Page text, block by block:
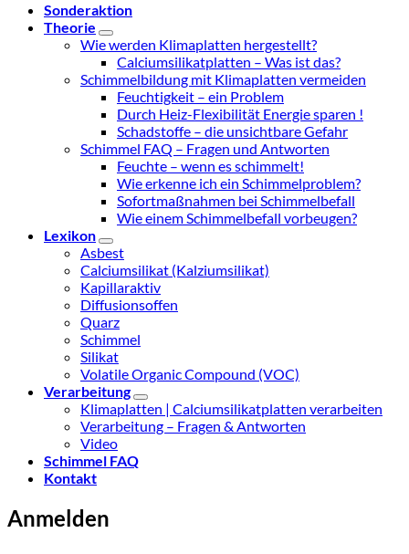
Sonderaktion
Theorie
Wie werden Klimaplatten hergestellt?
Calciumsilikatplatten – Was ist das?
Schimmelbildung mit Klimaplatten vermeiden
Feuchtigkeit – ein Problem
Durch Heiz-Flexibilität Energie sparen !
Schadstoffe – die unsichtbare Gefahr
Schimmel FAQ – Fragen und Antworten
Feuchte – wenn es schimmelt!
Wie erkenne ich ein Schimmelproblem?
Sofortmaßnahmen bei Schimmelbefall
Wie einem Schimmelbefall vorbeugen?
Lexikon
Asbest
Calciumsilikat (Kalziumsilikat)
Kapillaraktiv
Diffusionsoffen
Quarz
Schimmel
Silikat
Volatile Organic Compound (VOC)
Verarbeitung
Klimaplatten | Calciumsilikatplatten verarbeiten
Verarbeitung – Fragen & Antworten
Video
Schimmel FAQ
Kontakt
Anmelden